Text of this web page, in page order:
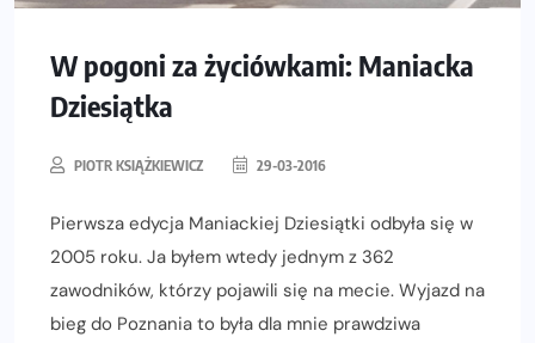
W pogoni za życiówkami: Maniacka
Dziesiątka
PIOTR KSIĄŻKIEWICZ 29-03-2016
Pierwsza edycja Maniackiej Dziesiątki odbyła się w
2005 roku. Ja byłem wtedy jednym z 362
zawodników, którzy pojawili się na mecie. Wyjazd na
bieg do Poznania to była dla mnie prawdziwa